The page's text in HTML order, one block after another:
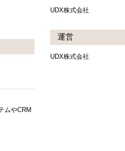
ムやCRM
UDX株式会社
運営
UDX株式会社